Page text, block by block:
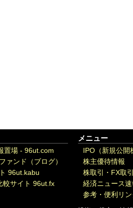
置場 - 96ut.com
ンド（ブログ）
96ut.kabu
較サイト 96ut.fx
メニュー
IPO（新規公開
株主優待情報
株取引・FX取
経済ニュース速
参考・便利リ